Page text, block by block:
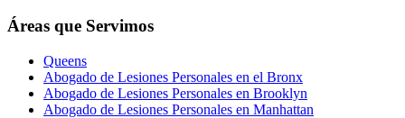
Áreas que Servimos
Queens
Abogado de Lesiones Personales en el Bronx
Abogado de Lesiones Personales en Brooklyn
Abogado de Lesiones Personales en Manhattan